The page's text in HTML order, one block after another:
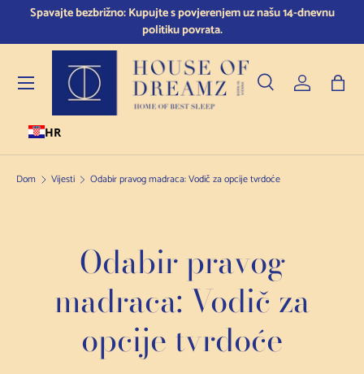
Spavajte bezbrižno: Kupujte s povjerenjem uz našu 14-dnevnu
politiku povrata.
HR
Pretraživanje
Vrsta proizvoda
Pretraživanje
Prijava
Jelovnik
Dom Vijesti Odabir pravog madraca: Vodič za opcije tvrdoće
Odabir pravog
madraca: Vodič za
opcije tvrdoće